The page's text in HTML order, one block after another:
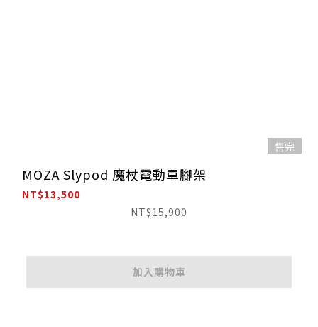
售完
MOZA Slypod 魔杖電動單腳架
NT$13,500
NT$15,900
加入購物車